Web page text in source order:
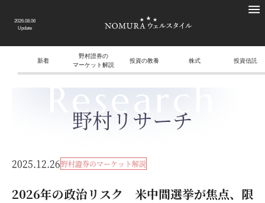
2026.08.06
Update
新着
野村證券の
マーケット解説
投資の教養 株式 投資信託
Research
野村リサーチ
2025.12.26野村證券のマーケット解説
2026年の政治リスク 米中間選挙が焦点、限